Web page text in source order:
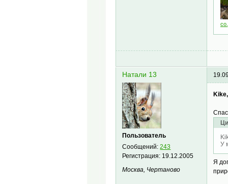
Натали 13
Пользователь
Сообщений:243
Регистрация: 19.12.2005
Москва, Чертаново
Kike,
У
Я